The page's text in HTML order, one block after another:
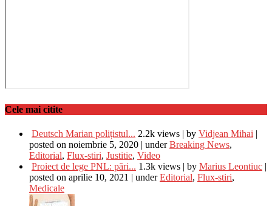
Cele mai citite
Deutsch Marian polițistul... 2.2k views | by Vidjean Mihai |
posted on noiembrie 5, 2020 | underBreaking News,
Editorial, Flux-stiri, Justitie, Video
Proiect de lege PNL: pări... 1.3k views | by Marius Leontiuc |
posted on aprilie 10, 2021 | underEditorial, Flux-stiri,
Medicale